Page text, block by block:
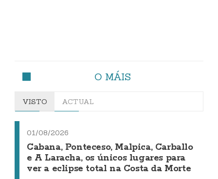
O MÁIS
VISTO ACTUAL
01/08/2026
Cabana, Ponteceso, Malpica, Carballo
e A Laracha, os únicos lugares para
ver a eclipse total na Costa da Morte